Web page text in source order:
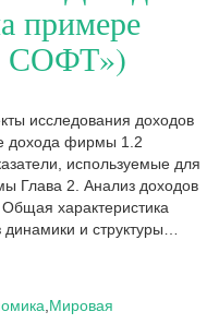
примере
исследования доходов
дохода фирмы 1.2
используемые для
Глава 2. Анализ доходов
характеристика
и структуры…
Мировая